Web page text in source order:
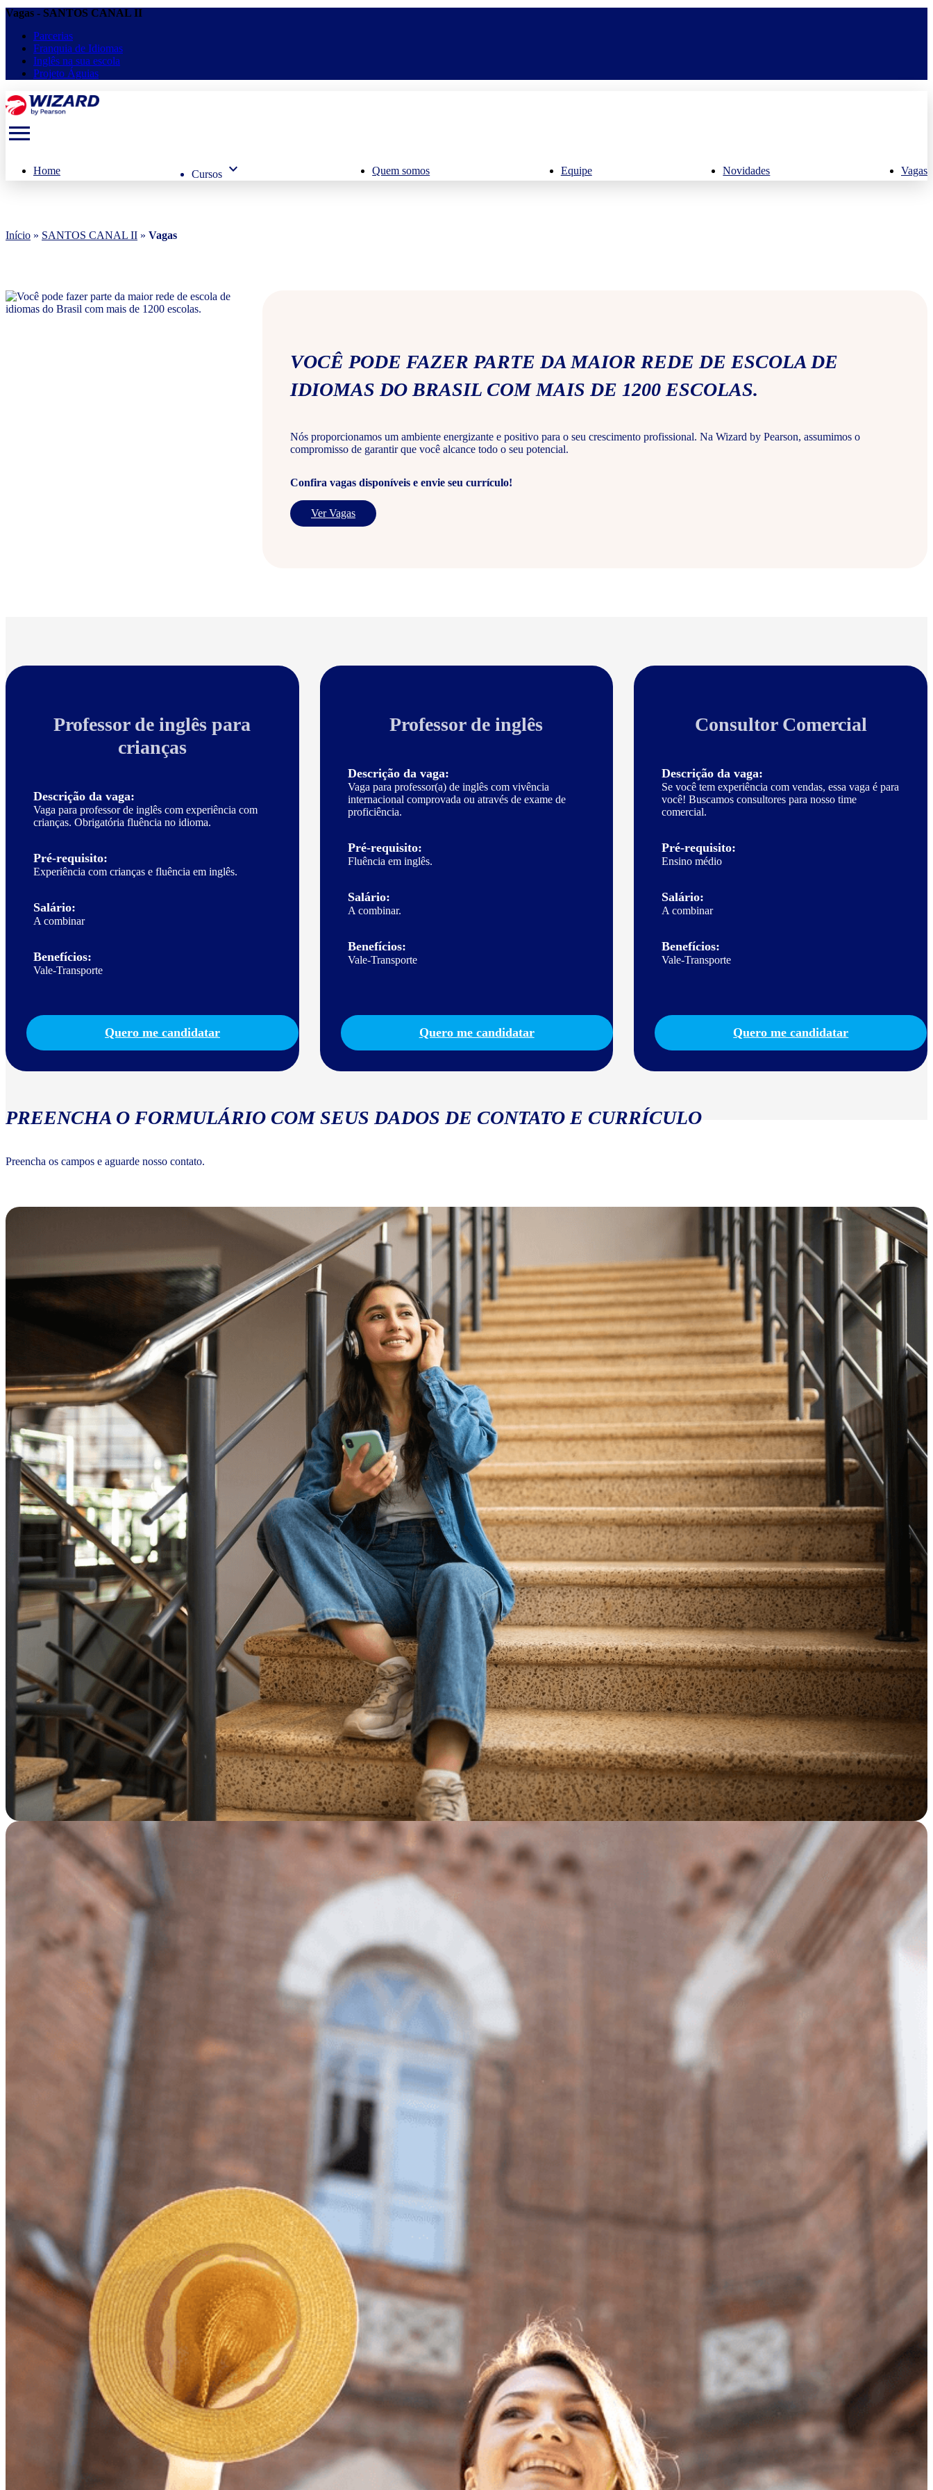
Vagas - SANTOS CANAL II
Parcerias
Franquia de Idiomas
Inglês na sua escola
Projeto Águias
menu
Home Cursos keyboard_arrow_down Quem somos Equipe Novidades Vagas
Início » SANTOS CANAL II » Vagas
VOCÊ PODE FAZER PARTE DA MAIOR REDE DE ESCOLA DE
IDIOMAS DO BRASIL COM MAIS DE 1200 ESCOLAS.
Nós proporcionamos um ambiente energizante e positivo para o seu crescimento profissional. Na Wizard by Pearson, assumimos o
compromisso de garantir que você alcance todo o seu potencial.
Confira vagas disponíveis e envie seu currículo!
Ver Vagas
Professor de inglês para
crianças
Descrição da vaga:
Vaga para professor de inglês com experiência com
crianças. Obrigatória fluência no idioma.
Pré-requisito:
Experiência com crianças e fluência em inglês.
Salário:
A combinar
Benefícios:
Vale-Transporte
Quero me candidatar
Professor de inglês
Descrição da vaga:
Vaga para professor(a) de inglês com vivência
internacional comprovada ou através de exame de
proficiência.
Pré-requisito:
Fluência em inglês.
Salário:
A combinar.
Benefícios:
Vale-Transporte
Quero me candidatar
Consultor Comercial
Descrição da vaga:
Se você tem experiência com vendas, essa vaga é para
você! Buscamos consultores para nosso time
comercial.
Pré-requisito:
Ensino médio
Salário:
A combinar
Benefícios:
Vale-Transporte
Quero me candidatar
PREENCHA O FORMULÁRIO COM SEUS DADOS DE CONTATO E CURRÍCULO
Preencha os campos e aguarde nosso contato.